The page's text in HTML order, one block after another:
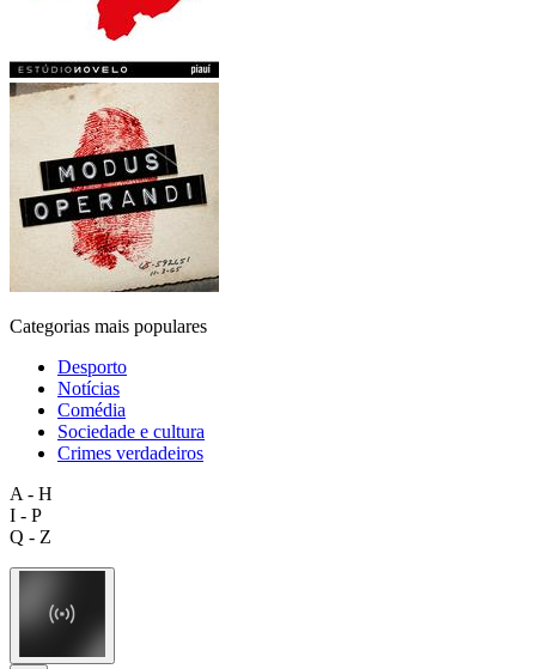
Categorias mais populares
Desporto
Notícias
Comédia
Sociedade e cultura
Crimes verdadeiros
A - H
I - P
Q - Z